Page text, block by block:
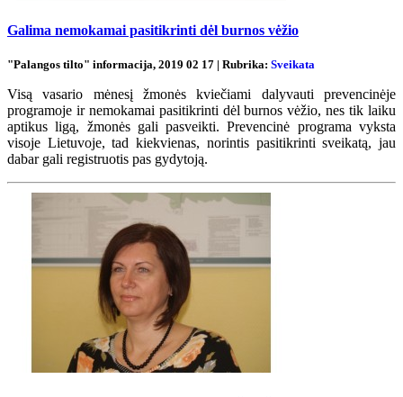
Galima nemokamai pasitikrinti dėl burnos vėžio
"Palangos tilto" informacija, 2019 02 17 | Rubrika: Sveikata
Visą vasario mėnesį žmonės kviečiami dalyvauti prevencinėje
programoje ir nemokamai pasitikrinti dėl burnos vėžio, nes tik laiku
aptikus ligą, žmonės gali pasveikti. Prevencinė programa vyksta
visoje Lietuvoje, tad kiekvienas, norintis pasitikrinti sveikatą, jau
dabar gali registruotis pas gydytoją.